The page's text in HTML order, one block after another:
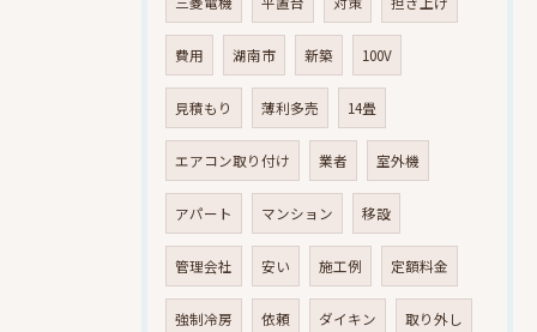
費用 湖南市 新築 100V
見積もり 薄利多売 14畳
エアコン取り付け 業者 室外機
アパート マンション 移設
管理会社 安い 施工例 定額料金
強制冷房 依頼 ダイキン 取り外し